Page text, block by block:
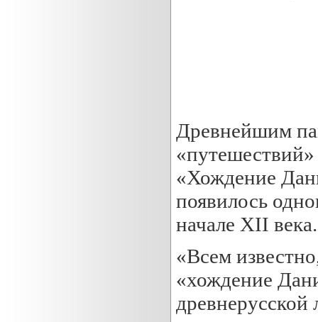
Древнейшим
«путешествий»
«Хождение
появилось
начале XII века.
«Всем
«хождение